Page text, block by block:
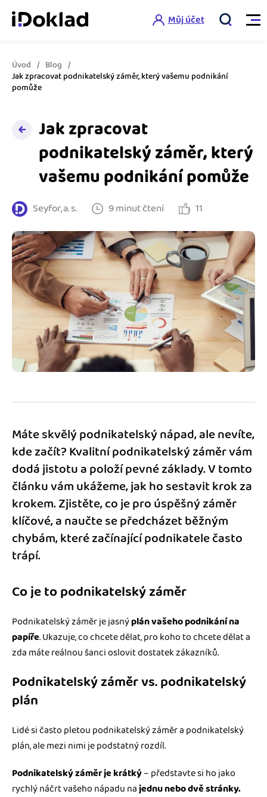
Vlastnosti
Správa kontaktů
Hlídání cashflow
Výkazy pro úřady
Propojení na další systémy
Spřátelené účetní
Katalog doplňků
Vzdělání
Nápověda
Jak začít s iDokladem
Jak začít podnikat
Jak se vyznat ve fakturaci
Blog
mini akademie
Fakturační poradna
Šablona pro neplátce DPH
Registrovat ZDARMA
Můj účet
Úvod
Blog
Jak zpracovat podnikatelský záměr, který vašemu podnikání
pomůže
Jak zpracovat
podnikatelský záměr, který
vašemu podnikání pomůže
Seyfor, a. s. 9 minut čtení 11
Máte skvělý podnikatelský nápad, ale nevíte,
kde začít? Kvalitní podnikatelský záměr vám
dodá jistotu a položí pevné základy. V tomto
článku vám ukážeme, jak ho sestavit krok za
krokem. Zjistěte, co je pro úspěšný záměr
klíčové, a naučte se předcházet běžným
chybám, které začínající podnikatele často
trápí.
Co je to podnikatelský záměr
Podnikatelský záměr je jasnýplán vašeho podnikání na
papíře. Ukazuje, co chcete dělat, pro koho to chcete dělat a
zda máte reálnou šanci oslovit dostatek zákazníků.
Podnikatelský záměr vs. podnikatelský
plán
Lidé si často pletou podnikatelský záměr a podnikatelský
plán, ale mezi nimi je podstatný rozdíl.
Podnikatelský záměr je krátký– představte si ho jako
rychlý náčrt vašeho nápadu najednu nebo dvě stránky.